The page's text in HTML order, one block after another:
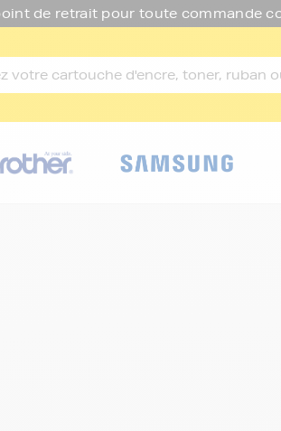
de retrait pour toute commande